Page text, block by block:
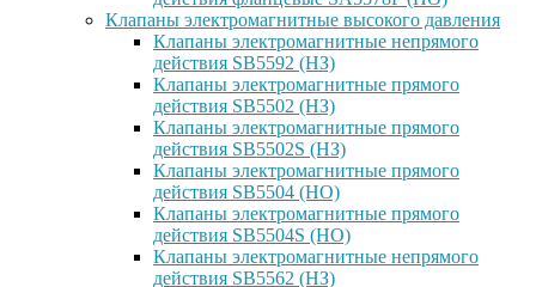
Клапаны электромагнитные высокого давления
Клапаны электромагнитные непрямого
действия SB5592 (НЗ)
Клапаны электромагнитные прямого
действия SB5502 (НЗ)
Клапаны электромагнитные прямого
действия SB5502S (НЗ)
Клапаны электромагнитные прямого
действия SB5504 (НО)
Клапаны электромагнитные прямого
действия SB5504S (НО)
Клапаны электромагнитные непрямого
действия SB5562 (НЗ)